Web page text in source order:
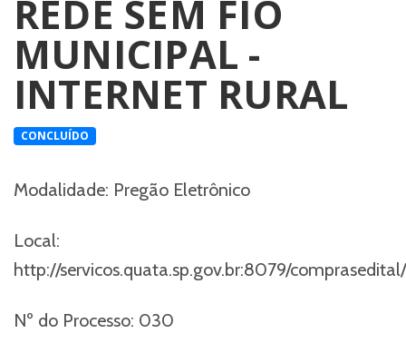
REDE SEM FIO
MUNICIPAL -
INTERNET RURAL
CONCLUÍDO
Modalidade: Pregão Eletrônico
Local:
http://servicos.quata.sp.gov.br:8079/comprasedital/
Nº do Processo: 030